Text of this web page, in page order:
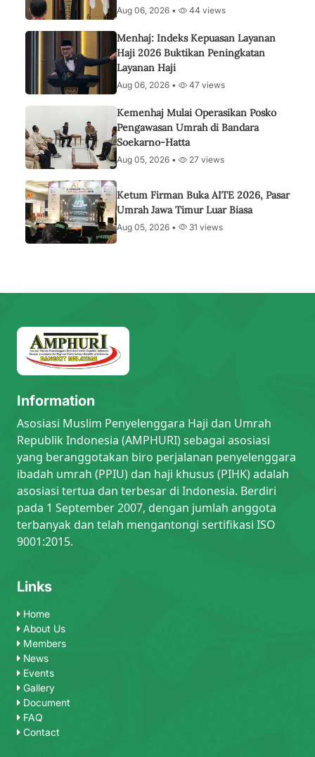
Aug 06, 2026 • 44 views
Menhaj: Indeks Kepuasan Layanan
Haji 2026 Buktikan Peningkatan
Layanan Haji
Aug 06, 2026 • 47 views
Kemenhaj Mulai Operasikan Posko
Pengawasan Umrah di Bandara
Soekarno-Hatta
Aug 05, 2026 • 27 views
Ketum Firman Buka AITE 2026, Pasar
Umrah Jawa Timur Luar Biasa
Aug 05, 2026 • 31 views
Information
Asosiasi Muslim Penyelenggara Haji dan Umrah
Republik Indonesia (AMPHURI) sebagai asosiasi
yang beranggotakan biro perjalanan penyelenggara
ibadah umrah (PPIU) dan haji khusus (PIHK) adalah
asosiasi tertua dan terbesar di Indonesia. Berdiri
pada 1 September 2007, dengan jumlah anggota
terbanyak dan telah mengantongi sertifikasi ISO
9001:2015.
Links
Home
About Us
Members
News
Events
Gallery
Document
FAQ
Contact